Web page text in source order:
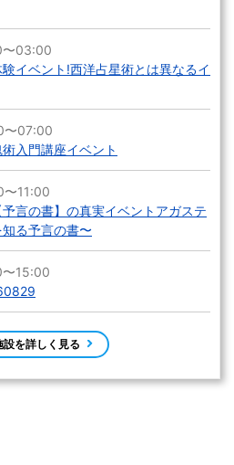
〜03:00
験イベント!西洋占星術とは異なるイ
〜07:00
入門講座イベント
11:00
予言の書】の真実イベントアガステ
る予言の書〜
15:00
設を詳しく見る